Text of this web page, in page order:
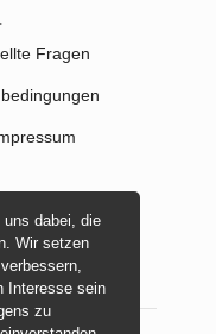
dabei, die
Wir setzen
Interesse sein
zu
Fragen